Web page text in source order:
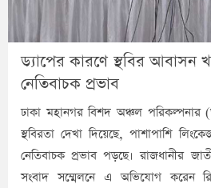
ড্যাপের কারণে স্থবির আবাসন
নেতিবাচক প্রভাব
ঢাকা মহানগর বিশদ অঞ্চল পরিকল্পনার
স্থবিরতা দেখা দিয়েছে, পাশাপাশি
নেতিবাচক প্রভাব পড়ছে। রাজধানীর
সংবাদ সম্মেলনে এ অভিযোগ করেন